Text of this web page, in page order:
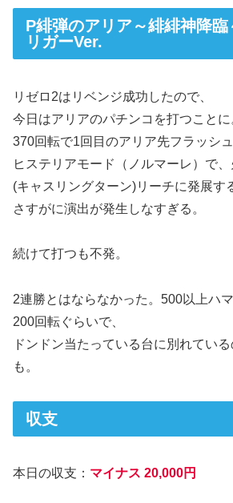
P緋弾のアリア～緋緋神降臨
リガーVer.
リゼロ2はリベンジ成功したので、
今日はアリアのパチンコを打つことに
370回転で1回目のアリア先フラッシュ
ヒステリアモード（ノルマーレ）で
(キャスリングターン)リーチに発展す
さすがに演出が発生しなすぎる。
続けて打つも不発。
2連勝とはならなかった。500以上ハ
200回転ぐらいで、
ドンドン当たっている台に別れてい
も。
収支
本日の収支： マイナス 20,000円